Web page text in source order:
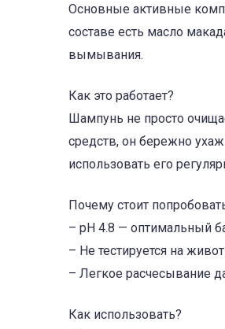
Основные активные
составе есть масло
вымывания.
Как это работает?
Шампунь не просто
средств, он бережно
использовать его
Почему стоит
– pH 4.8 — оптимальный
– Не тестируется на
– Легкое расчесывание
Как использовать?